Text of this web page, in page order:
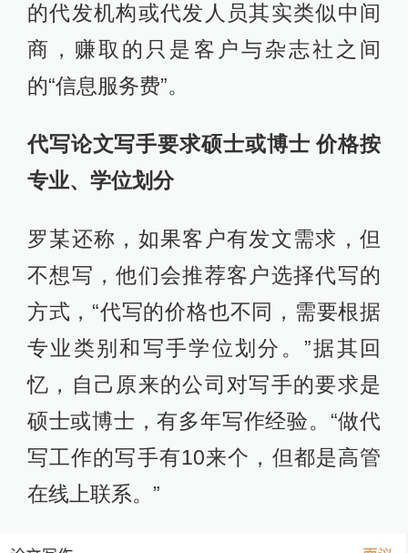
的代发机构或代发人员其实类似中间
商，赚取的只是客户与杂志社之间
的“信息服务费”。
代写论文写手要求硕士或博士 价格按
专业、学位划分
罗某还称，如果客户有发文需求，但
不想写，他们会推荐客户选择代写的
方式，“代写的价格也不同，需要根据
专业类别和写手学位划分。”据其回
忆，自己原来的公司对写手的要求是
硕士或博士，有多年写作经验。“做代
写工作的写手有10来个，但都是高管
在线上联系。”